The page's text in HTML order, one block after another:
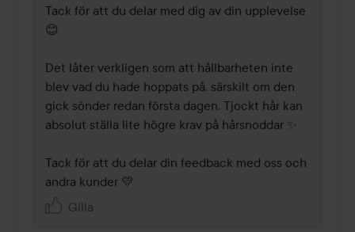
Tack för att du delar med dig av din upplevelse
😊
Det låter verkligen som att hållbarheten inte
blev vad du hade hoppats på, särskilt om den
gick sönder redan första dagen. Tjockt hår kan
absolut ställa lite högre krav på hårsnoddar ✨
Tack för att du delar din feedback med oss och
andra kunder 💛
Gilla